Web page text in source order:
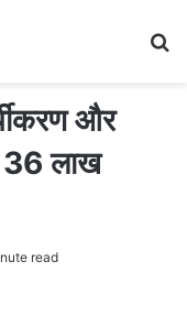
और
36 लाख
read